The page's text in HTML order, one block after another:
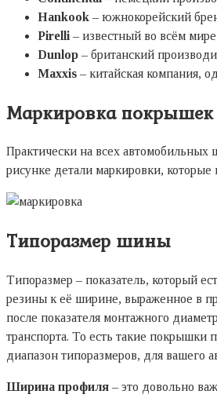
Hankook – южнокорейский
Pirelli – известный во всём
Dunlop – британский
Maxxis – китайская компания,
Маркировка покрышек
Практически на всех автомобильных
рисунке детали маркировки,
Типоразмер шины
Типоразмер – показатель, который
резины к её ширине, выраженное в
после показателя монтажного
транспорта. То есть такие покрышки
диапазон типоразмеров, для вашего
Ширина профиля – это довольно